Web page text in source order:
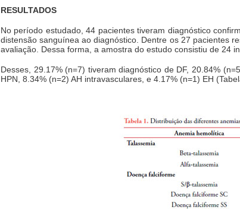
RESULTADOS
No período estudado, 44 pacientes tiveram diagnóstico
distensão sanguínea ao diagnóstico. Dentre os 27 pacientes
avaliação. Dessa forma, a amostra do estudo consistiu de 24
Desses, 29.17% (n=7) tiveram diagnóstico de DF, 20.84%
HPN, 8.34% (n=2) AH intravasculares, e 4.17% (n=1) EH